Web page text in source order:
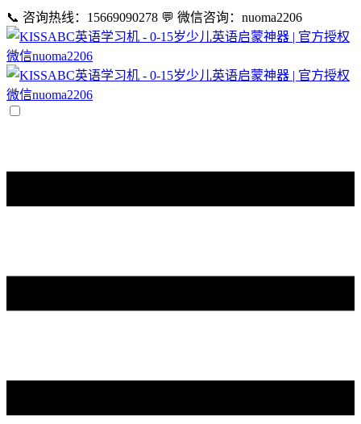
📞 咨询热线：15669090278 💬 微信咨询：nuoma2206